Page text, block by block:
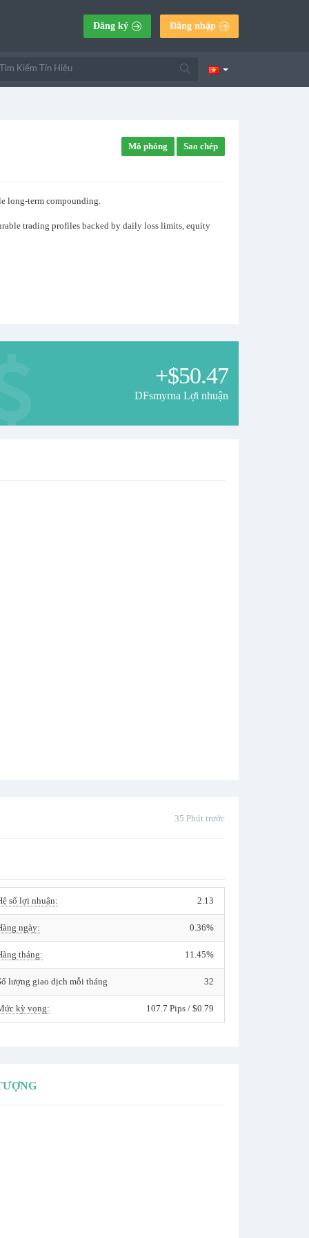
Đăng ký Đăng nhập
Mô phỏng Sao chép
long-term compounding.
trading profiles backed by daily loss limits, equity
+$50.47
DFsmyrna Lợi nhuận
35 Phút trước
số lợi nhuận: 2.13
ngày: 0.36%
tháng: 11.45%
lượng giao dịch mỗi tháng 32
kỳ vọng: 107.7 Pips / $0.79